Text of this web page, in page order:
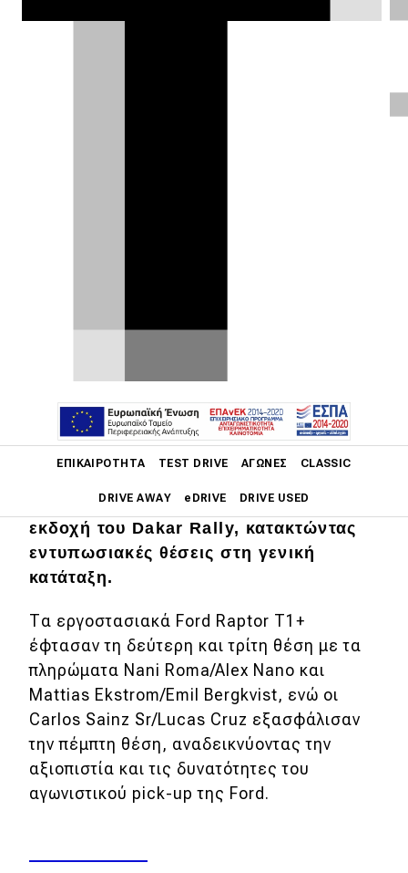
ΕΠΙΚΑΙΡΌΤΗΤΑ TEST DRIVE ΑΓΏΝΕΣ CLASSIC
DRIVE AWAY eDRIVE DRIVE USED
Main navigation
Επικαιρότητα
Πρωτότυπα
Ελλάδα
Κόσμος
Τεχνολογία
Ασφάλεια
επιβεβαίωσαν την αξιοπιστία και τις
επιτυχία τη συμμετοχή της στη 48η
εκδοχή του Dakar Rally, κατακτώντας
εντυπωσιακές θέσεις στη γενική
κατάταξη.
Τα εργοστασιακά Ford Raptor T1+
έφτασαν τη δεύτερη και τρίτη θέση με τα
πληρώματα Nani Roma/Alex Nano και
Mattias Ekstrom/Emil Bergkvist, ενώ οι
Carlos Sainz Sr/Lucas Cruz εξασφάλισαν
την πέμπτη θέση, αναδεικνύοντας την
αξιοπιστία και τις δυνατότητες του
αγωνιστικού pick-up της Ford.